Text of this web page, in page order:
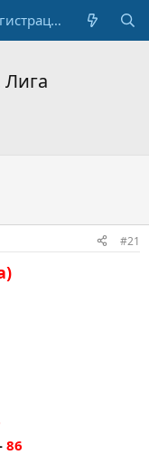
Регистрация
Лига
#21
86